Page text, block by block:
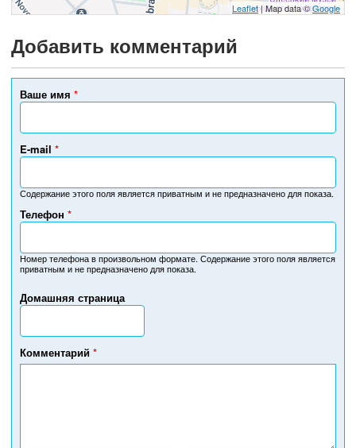
Leaflet| Map data ©Google
Добавить комментарий
Ваше имя *
E-mail *
Содержание этого поля является приватным и не предназначено для показа.
Домашняя страница
Телефон *
Н
м
е
т
л
е
ф
Номер телефона в произвольном формате. Содержание этого поля является
приватным и не предназначено для показа.
Комментарий *